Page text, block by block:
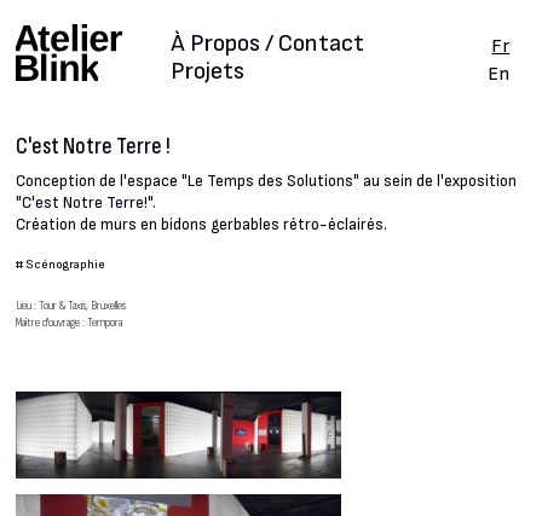
Projets
À Propos / Contact
Fr
En
C'est Notre Terre !
Conception de l'espace "Le Temps des Solutions" au sein de l'exposition
"C'est Notre Terre!".
Création de murs en bidons gerbables rétro-éclairés.
# Scénographie
Lieu : Tour & Taxis, Bruxelles
Maître d'ouvrage : Tempora